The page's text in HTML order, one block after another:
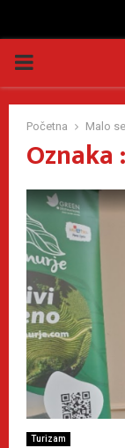
PRIMARY
MENU
Početna Malo
Oznaka
Turizam